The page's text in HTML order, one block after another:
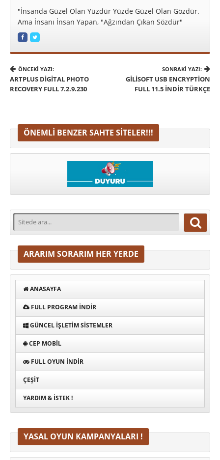
"İnsanda Güzel Olan Yüzdür Yüzde Güzel Olan Gözdür.
Ama İnsanı İnsan Yapan, "Ağzından Çıkan Sözdür"
ÖNCEKI YAZI:
ARTPLUS DIGITAL PHOTO
RECOVERY FULL 7.2.9.230
SONRAKI YAZI:
GILISOFT USB ENCRYPTION
FULL 11.5 İNDIR TÜRKÇE
ÖNEMLI BENZER SAHTE SITELER!!!
ARARIM SORARIM HER YERDE
ANASAYFA
FULL PROGRAM INDIR
GÜNCEL İŞLETIM SISTEMLER
CEP MOBIL
FULL OYUN İNDIR
ÇEŞIT
YARDIM & İSTEK !
YASAL OYUN KAMPANYALARI !